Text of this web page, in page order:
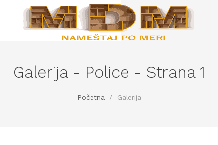
Galerija - Police - Strana 1
Početna / Galerija